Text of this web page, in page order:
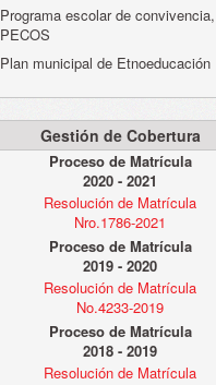
Programa escolar de convivencia,
PECOS
Plan municipal de Etnoeducación
Gestión de Cobertura
Proceso de Matrícula
2020 - 2021
Resolución de Matrícula
Nro.1786-2021
Proceso de Matrícula
2019 - 2020
Resolución de Matrícula
No.4233-2019
Proceso de Matrícula
2018 - 2019
Resolución de Matrícula